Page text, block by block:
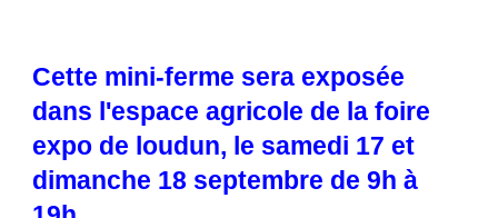
Cette mini-ferme sera exposée
dans l'espace agricole de la foire
expo de loudun, le samedi 17 et
dimanche 18 septembre de 9h à